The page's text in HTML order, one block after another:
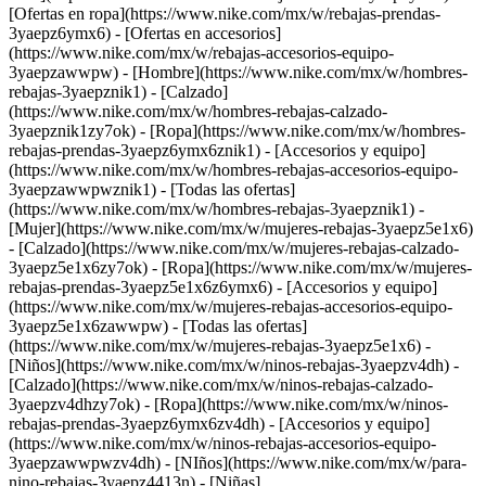
[Ofertas en ropa](https://www.nike.com/mx/w/rebajas-prendas-
3yaepz6ymx6) - [Ofertas en accesorios]
(https://www.nike.com/mx/w/rebajas-accesorios-equipo-
3yaepzawwpw) - [Hombre](https://www.nike.com/mx/w/hombres-
rebajas-3yaepznik1) - [Calzado]
(https://www.nike.com/mx/w/hombres-rebajas-calzado-
3yaepznik1zy7ok) - [Ropa](https://www.nike.com/mx/w/hombres-
rebajas-prendas-3yaepz6ymx6znik1) - [Accesorios y equipo]
(https://www.nike.com/mx/w/hombres-rebajas-accesorios-equipo-
3yaepzawwpwznik1) - [Todas las ofertas]
(https://www.nike.com/mx/w/hombres-rebajas-3yaepznik1) -
[Mujer](https://www.nike.com/mx/w/mujeres-rebajas-3yaepz5e1x6)
- [Calzado](https://www.nike.com/mx/w/mujeres-rebajas-calzado-
3yaepz5e1x6zy7ok) - [Ropa](https://www.nike.com/mx/w/mujeres-
rebajas-prendas-3yaepz5e1x6z6ymx6) - [Accesorios y equipo]
(https://www.nike.com/mx/w/mujeres-rebajas-accesorios-equipo-
3yaepz5e1x6zawwpw) - [Todas las ofertas]
(https://www.nike.com/mx/w/mujeres-rebajas-3yaepz5e1x6) -
[Niños](https://www.nike.com/mx/w/ninos-rebajas-3yaepzv4dh) -
[Calzado](https://www.nike.com/mx/w/ninos-rebajas-calzado-
3yaepzv4dhzy7ok) - [Ropa](https://www.nike.com/mx/w/ninos-
rebajas-prendas-3yaepz6ymx6zv4dh) - [Accesorios y equipo]
(https://www.nike.com/mx/w/ninos-rebajas-accesorios-equipo-
3yaepzawwpwzv4dh) - [NIños](https://www.nike.com/mx/w/para-
nino-rebajas-3yaepz4413n) - [Niñas]